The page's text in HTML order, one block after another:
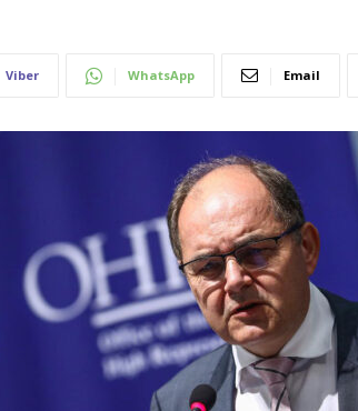
Viber WhatsApp Email